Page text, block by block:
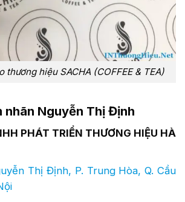
thương hiệu SACHA (COFFEE & TEA)
nhãn Nguyễn Thị Định
PHÁT TRIỂN THƯƠNG HIỆU HÀ
Thị Định, P. Trung Hòa, Q. Cầu